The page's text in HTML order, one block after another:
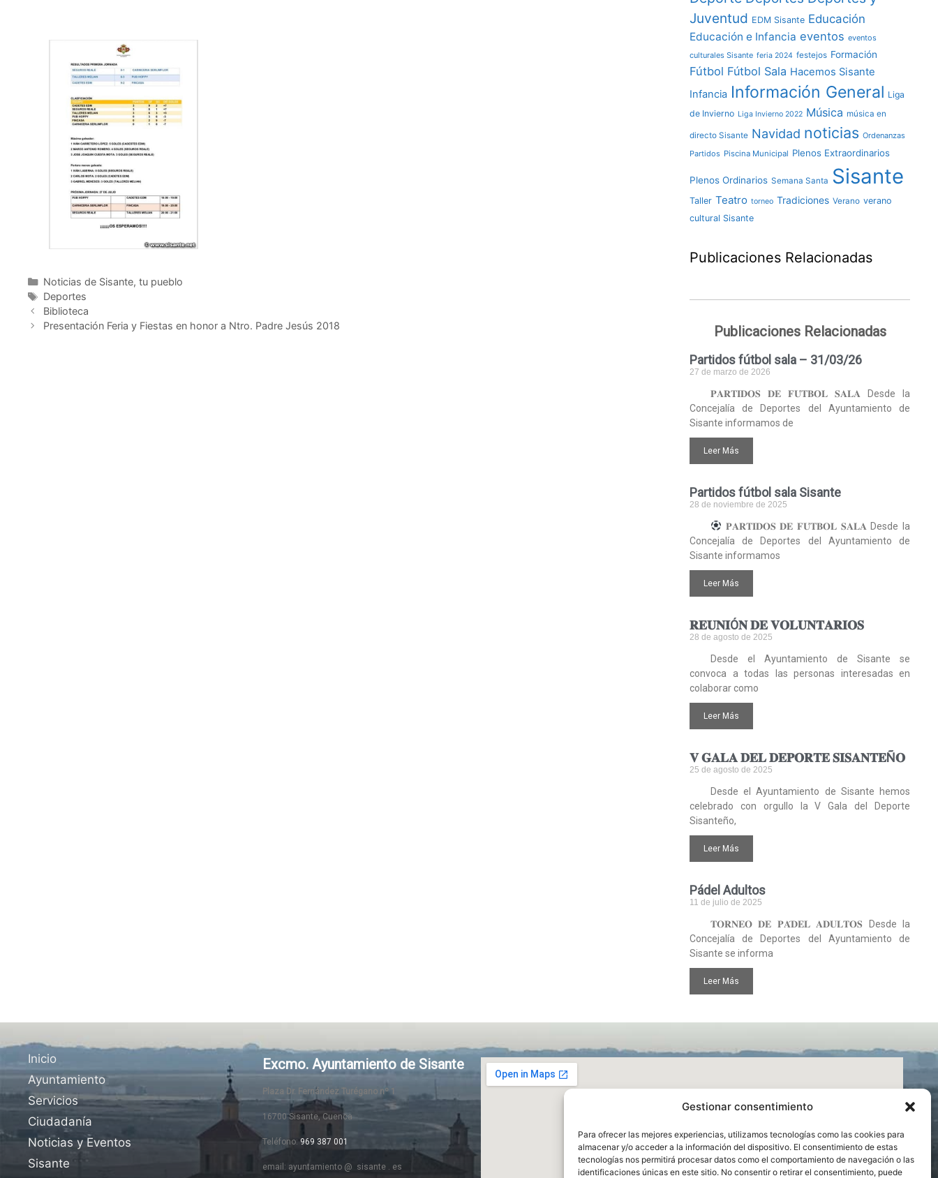
Gestionar consentimiento
Para ofrecer las mejores experiencias, utilizamos tecnologías como las cookies para
almacenar y/o acceder a la información del dispositivo. El consentimiento de estas
tecnologías nos permitirá procesar datos como el comportamiento de navegación o las
identificaciones únicas en este sitio. No consentir o retirar el consentimiento, puede
Noticias de Sisante, tu pueblo
Deportes
Biblioteca
Presentación Feria y Fiestas en honor a Ntro. Padre Jesús 2018
Juventud EDM Sisante Educación
Educación e Infancia eventos eventos
culturales Sisante feria 2024 festejos Formación
Fútbol Fútbol Sala Hacemos Sisante
Infancia Información General Liga
de Invierno Liga Invierno 2022 Música música en
directo Sisante Navidad noticias Ordenanzas
Partidos Piscina Municipal Plenos Extraordinarios
Plenos Ordinarios Semana Santa Sisante
Taller Teatro torneo Tradiciones Verano verano
cultural Sisante
Publicaciones Relacionadas
Publicaciones Relacionadas
Partidos fútbol sala – 31/03/26
27 de marzo de 2026
𝐏𝐀𝐑𝐓𝐈𝐃𝐎𝐒 𝐃𝐄 𝐅𝐔́𝐓𝐁𝐎𝐋 𝐒𝐀𝐋𝐀 Desde la
Concejalía de Deportes del Ayuntamiento de
Sisante informamos de
Leer Más
Partidos fútbol sala Sisante
28 de noviembre de 2025
𝐏𝐀𝐑𝐓𝐈𝐃𝐎𝐒 𝐃𝐄 𝐅𝐔́𝐓𝐁𝐎𝐋 𝐒𝐀𝐋𝐀 Desde la
Concejalía de Deportes del Ayuntamiento de
Sisante informamos
Leer Más
𝐑𝐄𝐔𝐍𝐈Ó𝐍 𝐃𝐄 𝐕𝐎𝐋𝐔𝐍𝐓𝐀𝐑𝐈𝐎𝐒
28 de agosto de 2025
Desde el Ayuntamiento de Sisante se
convoca a todas las personas interesadas en
colaborar como
Leer Más
𝐕 𝐆𝐀𝐋𝐀 𝐃𝐄𝐋 𝐃𝐄𝐏𝐎𝐑𝐓𝐄 𝐒𝐈𝐒𝐀𝐍𝐓𝐄Ñ𝐎
25 de agosto de 2025
Desde el Ayuntamiento de Sisante hemos
celebrado con orgullo la V Gala del Deporte
Sisanteño,
Leer Más
Pádel Adultos
11 de julio de 2025
𝐓𝐎𝐑𝐍𝐄𝐎 𝐃𝐄 𝐏𝐀́𝐃𝐄𝐋 𝐀𝐃𝐔𝐋𝐓𝐎𝐒 Desde la
Concejalía de Deportes del Ayuntamiento de
Sisante se informa
Leer Más
Inicio
Ayuntamiento
Servicios
Ciudadanía
Noticias y Eventos
Sisante
Excmo. Ayuntamiento de Sisante
Plaza Dr. Fernández Turégano nº 1
16700 Sisante, Cuenca
Teléfono: 969 387 001
email: ayuntamiento @ sisante . es